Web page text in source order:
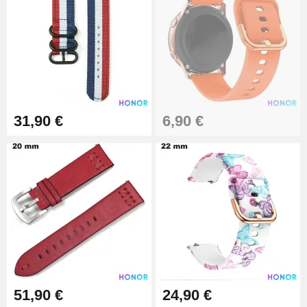
9,90 €
Alicates de perforación
(perforadora)
57,42 €
Alicates para correas de reloj
Kit de relojería para
principiantes
26,90 €
Boîte Pompe Pulsera Montre -
Diámetro 1.50 mm - 8 a 25 mm
31,90 € 6,90 €
51,90 € 24,90 €